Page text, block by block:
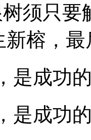
须只要
榕，
是成功
是成功